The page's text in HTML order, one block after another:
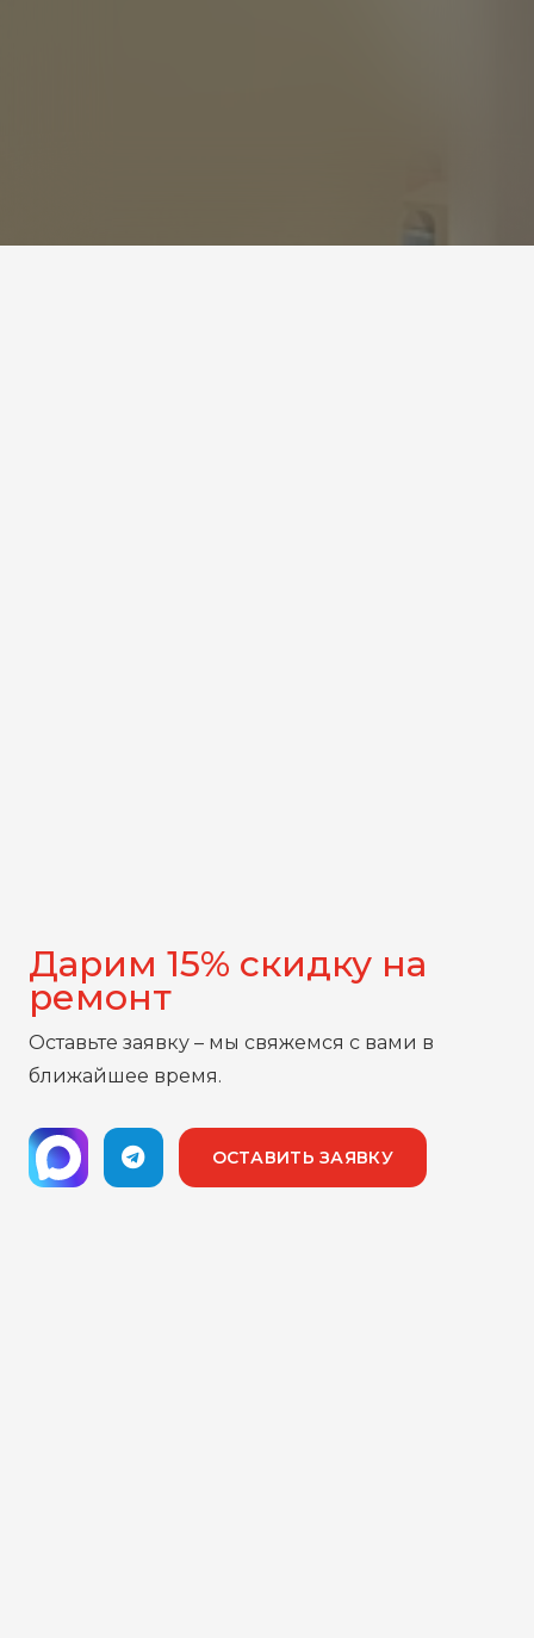
Дарим 15% скидку на
ремонт
Оставьте заявку – мы свяжемся с вами в
ближайшее время.
ОСТАВИТЬ ЗАЯВКУ